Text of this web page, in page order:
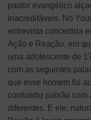
pastor evangélico
inacreditáveis. No
entrevista concedida
Ação e Reação, em
uma adolescente de
com as seguintes
que esse homem foi
confundiu paixão com
diferentes. E ele,